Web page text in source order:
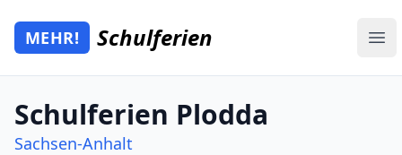
Zum Hauptinhalt springen
Mehr Schulferien
MEHR! Schulferien
Schulferien Plodda
Sachsen-Anhalt